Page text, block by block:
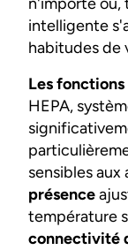
intelligente
habitudes de
Les
HEPA,
sensibles aux
présence
température
connectivité